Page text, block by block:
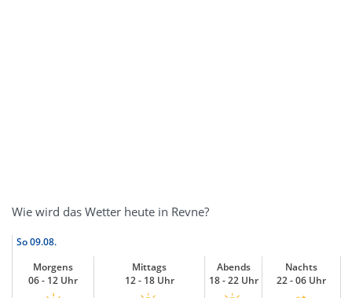
Wie wird das Wetter heute in Revne?
So09.08.
Morgens
06 - 12 Uhr
Mittags
12 - 18 Uhr
Abends
18 - 22 Uhr
Nachts
22 - 06 Uhr